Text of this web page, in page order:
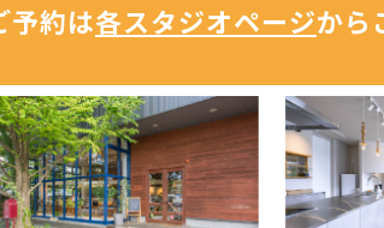
予約は各スタジオページから